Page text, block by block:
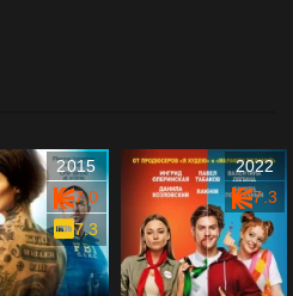
2015
7.0
7.3
2022
7.3